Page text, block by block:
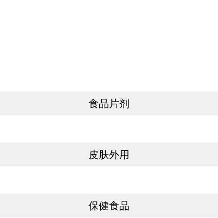
食品片剂
皮肤外用
保健食品